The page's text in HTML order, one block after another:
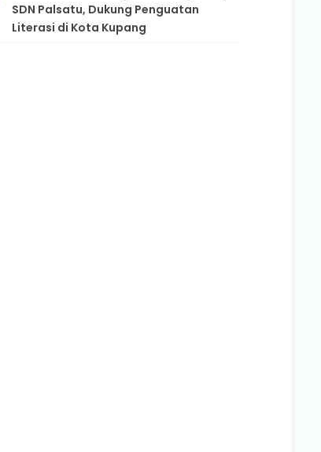
SDN Palsatu, Dukung Penguatan
Literasi di Kota Kupang